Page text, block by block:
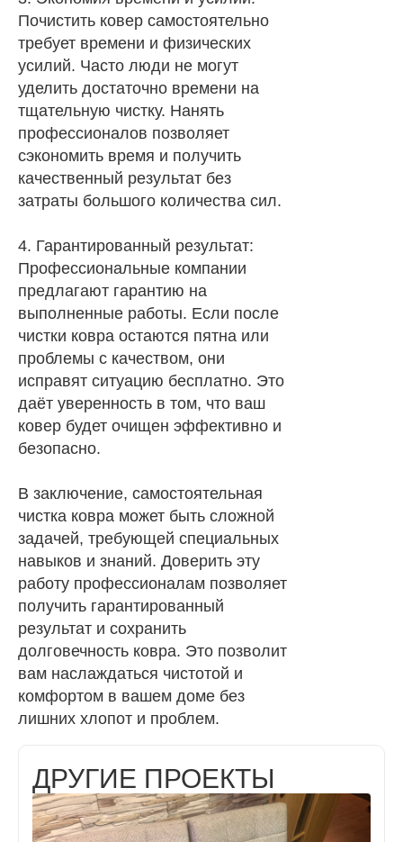
Почистить ковер самостоятельно
требует времени и физических
усилий. Часто люди не могут
уделить достаточно времени на
тщательную чистку. Нанять
профессионалов позволяет
сэкономить время и получить
качественный результат без
затраты большого количества сил.
4. Гарантированный результат:
Профессиональные компании
предлагают гарантию на
выполненные работы. Если после
чистки ковра остаются пятна или
проблемы с качеством, они
исправят ситуацию бесплатно. Это
даёт уверенность в том, что ваш
ковер будет очищен эффективно и
безопасно.
В заключение, самостоятельная
чистка ковра может быть сложной
задачей, требующей специальных
навыков и знаний. Доверить эту
работу профессионалам позволяет
получить гарантированный
результат и сохранить
долговечность ковра. Это позволит
вам наслаждаться чистотой и
комфортом в вашем доме без
лишних хлопот и проблем.
ДРУГИЕ ПРОЕКТЫ